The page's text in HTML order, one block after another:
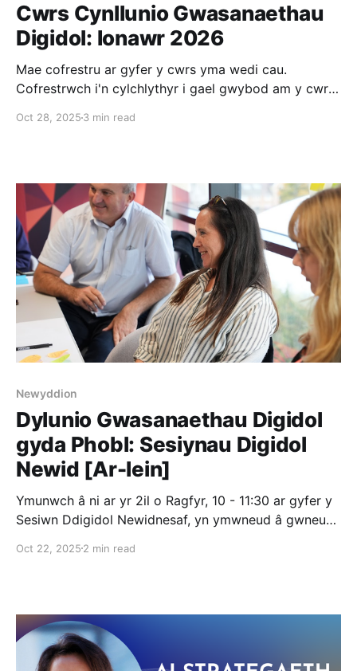
Cwrs Cynllunio Gwasanaethau
Digidol: Ionawr 2026
Mae cofrestru ar gyfer y cwrs yma wedi cau.
Cofrestrwch i'n cylchlythyr i gael gwybod am y cwrs
gwneud i ddigidol weithio i'ch defnyddwyr. Mae'n
Oct 28, 2025 3 min read
Newyddion
Dylunio Gwasanaethau Digidol
gyda Phobl: Sesiynau Digidol
Newid [Ar-lein]
Ymunwch â ni ar yr 2il o Ragfyr, 10 - 11:30 ar gyfer y
Sesiwn Ddigidol Newidnesaf, yn ymwneud â gwneud i
sut y gwnaeth Cyswllt Conwy ar gyfer Anableddau
Oct 22, 2025 2 min read